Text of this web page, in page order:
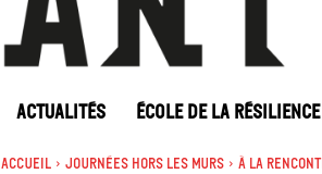
ACTUALITÉS ÉCOLE DE LA RÉSILIENCE
Accueil Journées Hors les murs À la